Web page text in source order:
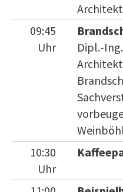
09:45
Uhr
Dipl.-
10:30
Uhr